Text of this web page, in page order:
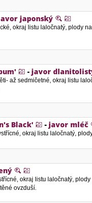
japonský
okraj listu laločnatý, plody
- javor
až sedmičetné, okraj listu
Black' - javor mléč
okraj listu laločnatý,
okraj listu laločnatý,
ovzduší.